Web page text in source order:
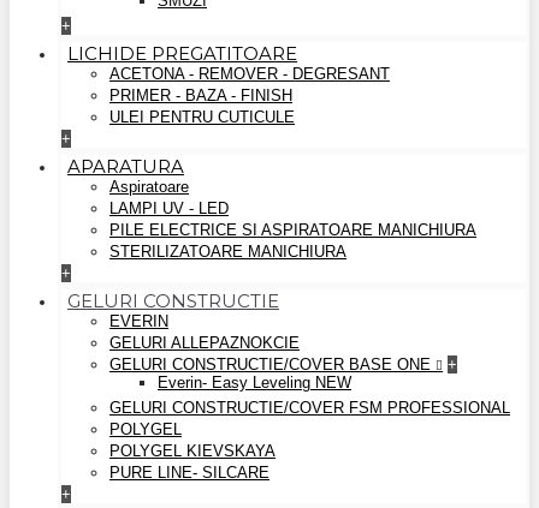
+
LICHIDE PREGATITOARE
ACETONA - REMOVER - DEGRESANT
PRIMER - BAZA - FINISH
ULEI PENTRU CUTICULE
+
APARATURA
Aspiratoare
LAMPI UV - LED
PILE ELECTRICE SI ASPIRATOARE MANICHIURA
STERILIZATOARE MANICHIURA
+
GELURI CONSTRUCTIE
EVERIN
GELURI ALLEPAZNOKCIE
GELURI CONSTRUCTIE/COVER BASE ONE
+
Everin- Easy Leveling NEW
GELURI CONSTRUCTIE/COVER FSM PROFESSIONAL
POLYGEL
POLYGEL KIEVSKAYA
PURE LINE- SILCARE
+